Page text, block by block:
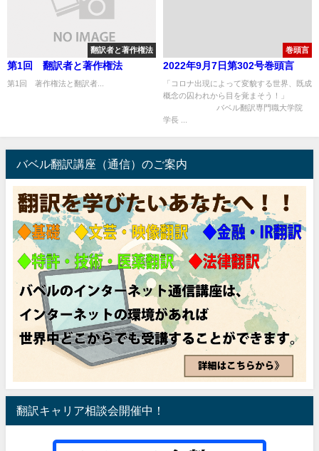
翻訳者と著作権法
第1回 翻訳者と著作権法
第1回 著作権法と翻訳者...
巻頭言
2022年9月7日第302号巻頭言
「コロナ出現によって変貌する世界、既成
概念の囚われから目を覚まそう！」
バベル翻訳専門職大学院
学長 ...
バベル翻訳講座（通信）のご案内
翻訳キャリア相談会開催中！